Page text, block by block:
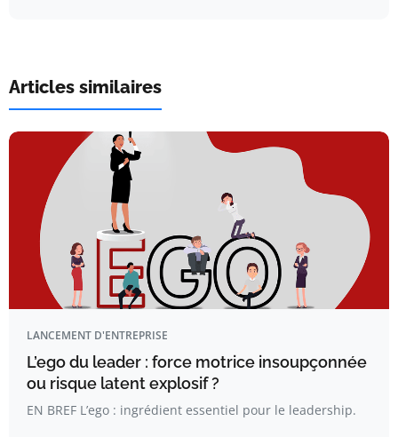
Articles similaires
LANCEMENT D'ENTREPRISE
L’ego du leader : force motrice insoupçonnée
ou risque latent explosif ?
EN BREF L’ego : ingrédient essentiel pour le leadership.